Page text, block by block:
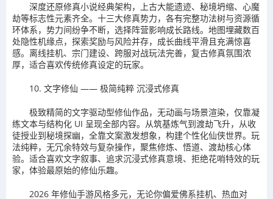
深度还原修真小说经典架构，上古大能遗迹、秘境坍缩、心魔
劫等标志性元素齐全。十三大修真势力，各有完整功法树与资源循
环体系，势力间纷争不断，选择阵营影响成长路线。地图埋藏数百
处隐性机缘点，探索奖励与风险并存，成长曲线平滑且充满惊喜
感。离线挂机、宗门建设、跨服对战玩法完善，复古修真氛围浓
厚，适合喜欢传统修真设定的玩家。
10. 文字修仙 —— 极简纯粹 沉浸式修真
极致精简的文字驱动型修仙作品，无动画与场景渲染，仅靠凝
练文本与结构化 UI 呈现全部内容。从筑基炼气到渡劫飞升，从收
徒授业到秘境探幽，全靠文案激发想象，构建个性化仙侠世界。玩
法纯粹，无冗余特效与复杂操作，聚焦修炼、悟道、渡劫核心体
验。适合喜欢文字叙事、追求沉浸式修真意境、拒绝花哨特效的玩
家，体验最原始的修仙乐趣。
2026 年修仙手游风格多元，无论你偏爱佛系挂机、热血对